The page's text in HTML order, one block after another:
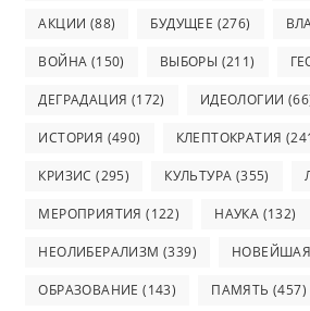
АКЦИИ (88) БУДУЩЕЕ (276)
ВОЙНА (150) ВЫБОРЫ (211)
ДЕГРАДАЦИЯ (172) ИДЕОЛОГИИ
ИСТОРИЯ (490) КЛЕПТОКРАТИЯ
КРИЗИС (295) КУЛЬТУРА (355)
МЕРОПРИЯТИЯ (122) НАУКА (132)
НЕОЛИБЕРАЛИЗМ (339)
ОБРАЗОВАНИЕ (143) ПАМЯТЬ (457)